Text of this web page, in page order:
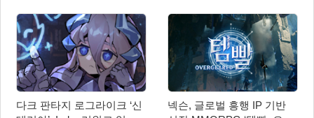
다크 판타지 로그라이크 ‘신
넥슨, 글로벌 흥행 IP 기반